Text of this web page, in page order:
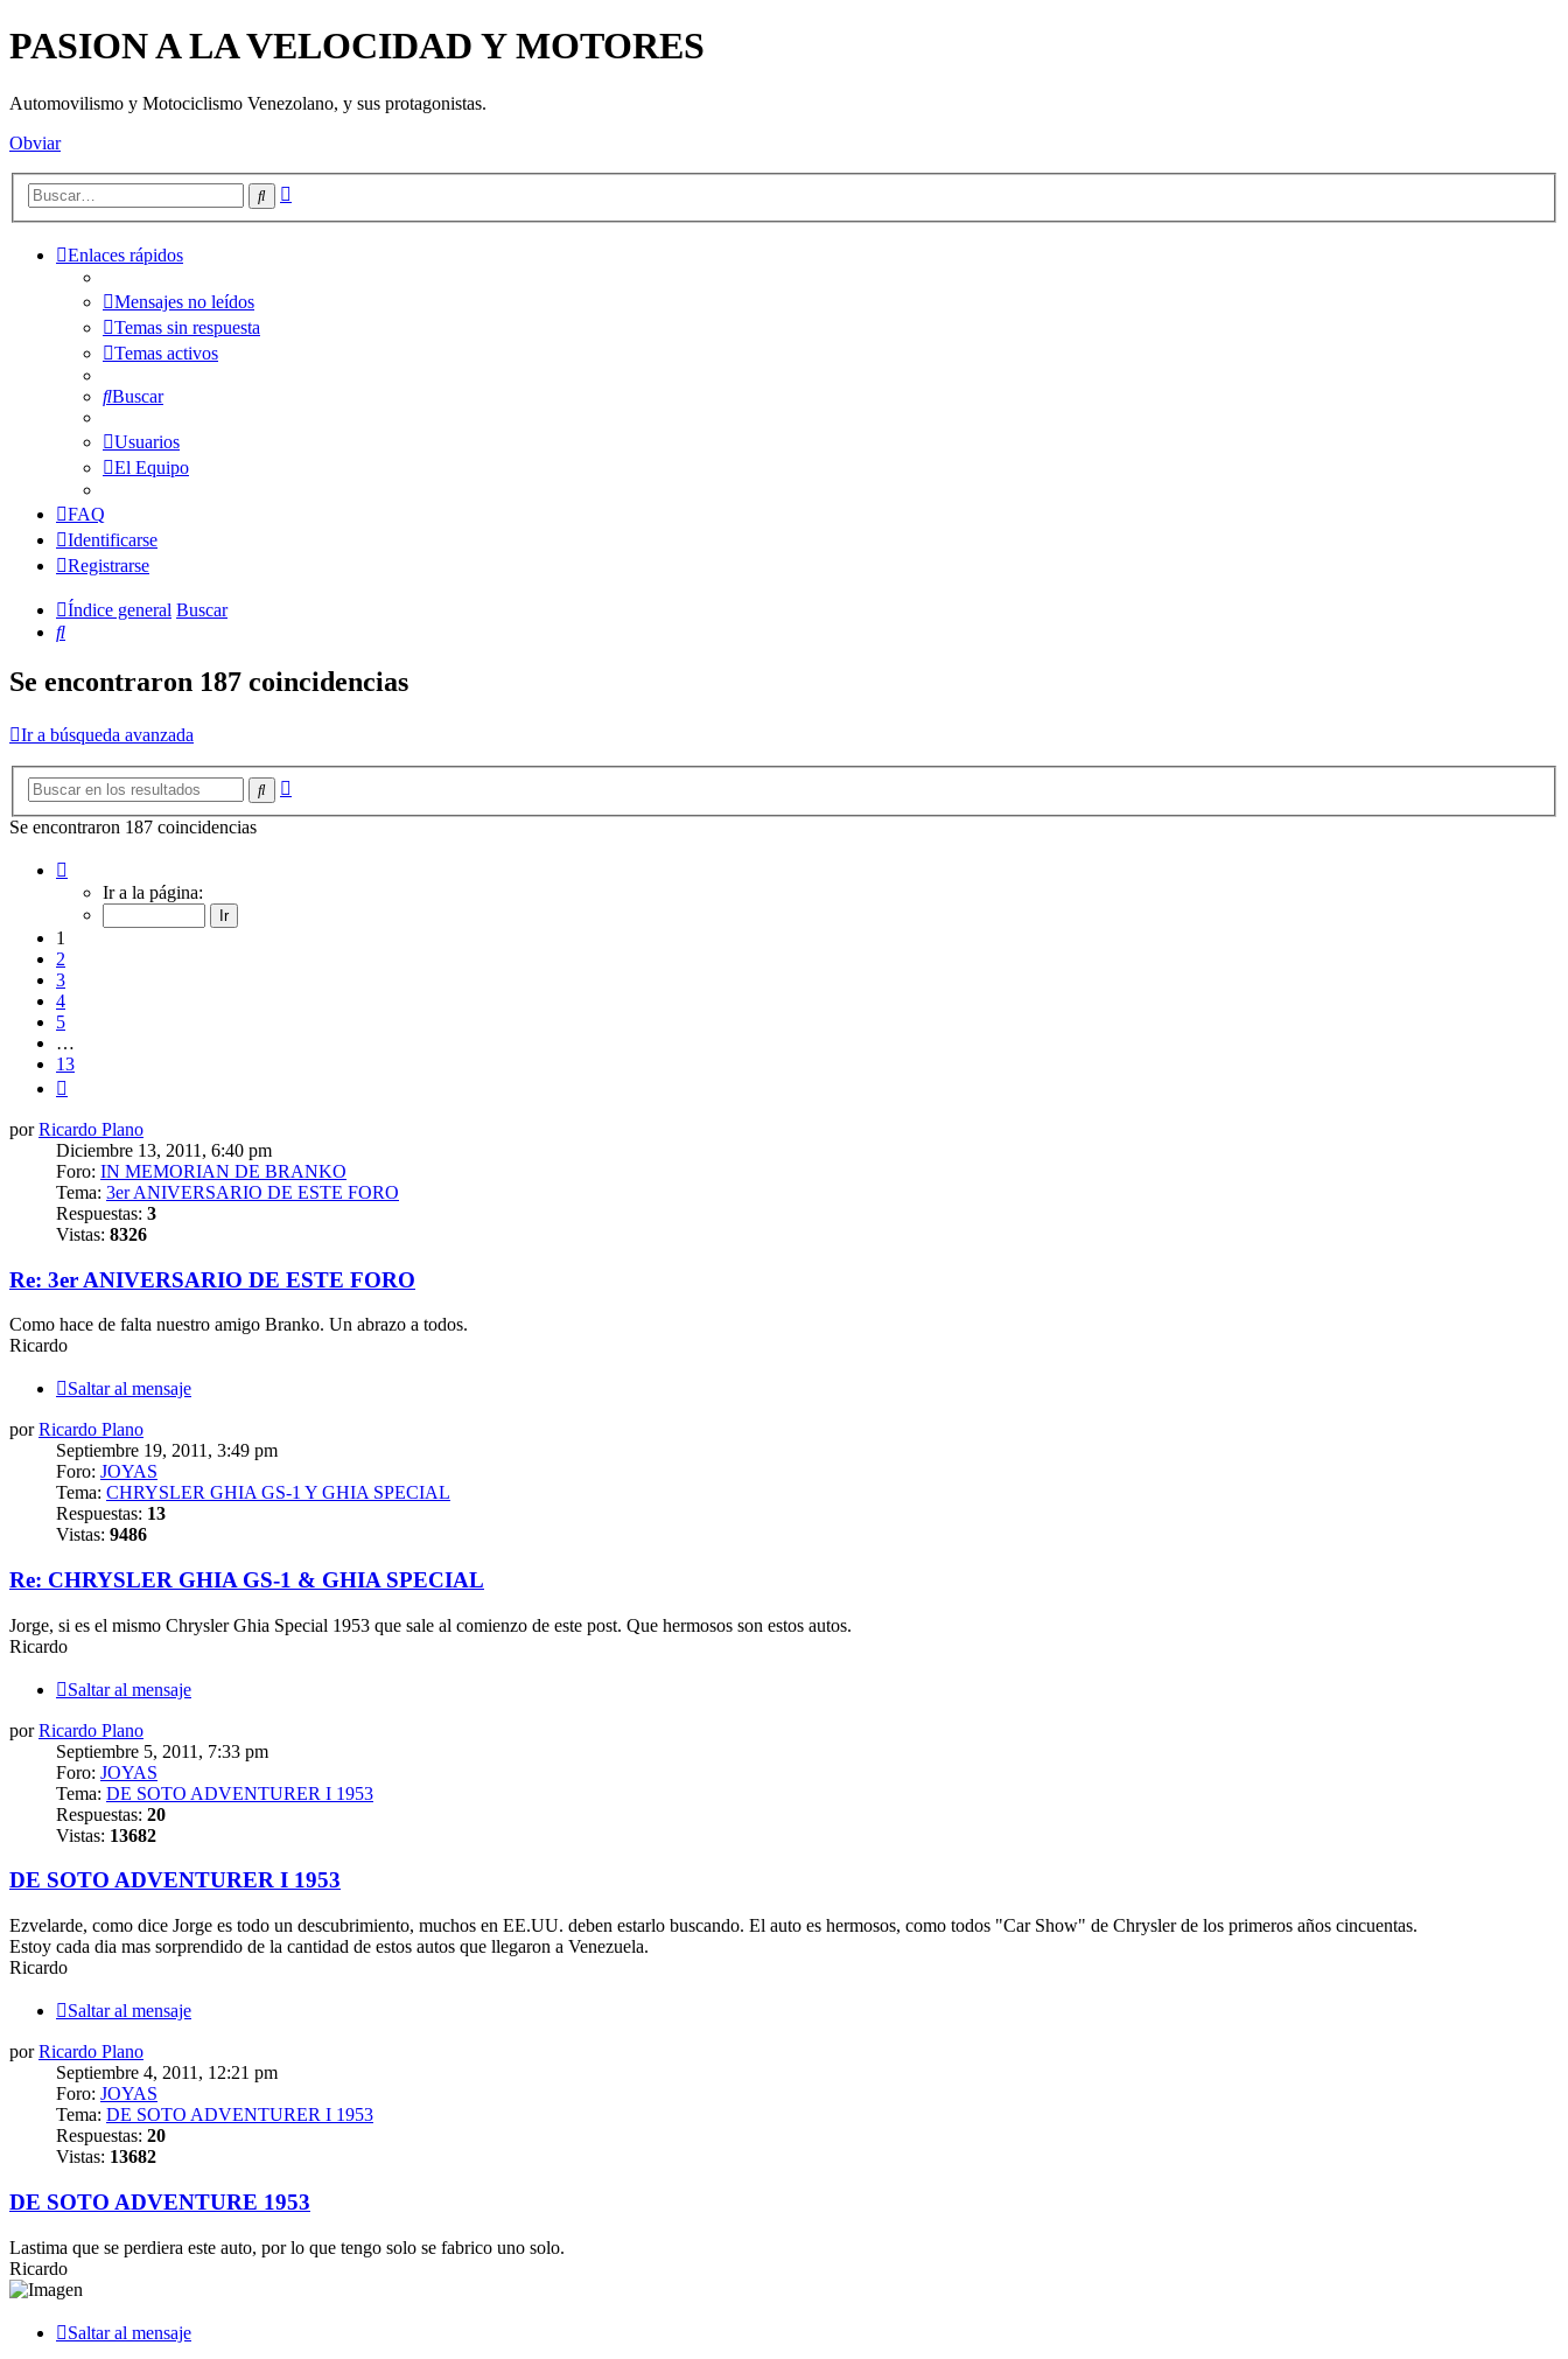
PASION A LA VELOCIDAD Y MOTORES
Automovilismo y Motociclismo Venezolano, y sus protagonistas.
Obviar
Buscar
Enlaces rápidos
Mensajes no leídos
Temas sin respuesta
Temas activos
Buscar
Usuarios
El Equipo
FAQ
Identificarse
Registrarse
Índice general Buscar
Buscar
Se encontraron 187 coincidencias
Ir a búsqueda avanzada
Buscar
Se encontraron 187 coincidencias
Ir a la página:
1
2
3
4
5
…
13
porRicardo Plano
Diciembre 13, 2011, 6:40 pm
Foro: IN MEMORIAN DE BRANKO
Tema: 3er ANIVERSARIO DE ESTE FORO
Respuestas: 3
Vistas: 8326
Re: 3er ANIVERSARIO DE ESTE FORO
Como hace de falta nuestro amigo Branko. Un abrazo a todos.
Ricardo
Saltar al mensaje
porRicardo Plano
Septiembre 19, 2011, 3:49 pm
Foro: JOYAS
Tema: CHRYSLER GHIA GS-1 Y GHIA SPECIAL
Respuestas: 13
Vistas: 9486
Re: CHRYSLER GHIA GS-1 & GHIA SPECIAL
Jorge, si es el mismo Chrysler Ghia Special 1953 que sale al comienzo de este post. Que hermosos son estos autos.
Ricardo
Saltar al mensaje
porRicardo Plano
Septiembre 5, 2011, 7:33 pm
Foro: JOYAS
Tema: DE SOTO ADVENTURER I 1953
Respuestas: 20
Vistas: 13682
DE SOTO ADVENTURER I 1953
Ezvelarde, como dice Jorge es todo un descubrimiento, muchos en EE.UU. deben estarlo buscando. El auto es hermosos, como todos "Car Show" de Chrysler de los primeros años cincuentas.
Estoy cada dia mas sorprendido de la cantidad de estos autos que llegaron a Venezuela.
Ricardo
Saltar al mensaje
porRicardo Plano
Septiembre 4, 2011, 12:21 pm
Foro: JOYAS
Tema: DE SOTO ADVENTURER I 1953
Respuestas: 20
Vistas: 13682
DE SOTO ADVENTURE 1953
Lastima que se perdiera este auto, por lo que tengo solo se fabrico uno solo.
Ricardo
Saltar al mensaje